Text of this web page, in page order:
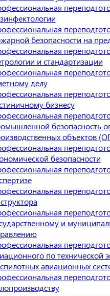
безопасности на
и стандартизации
делу
бизнесу
безопасность
объектов
безопасности
и
по технической
авиационных